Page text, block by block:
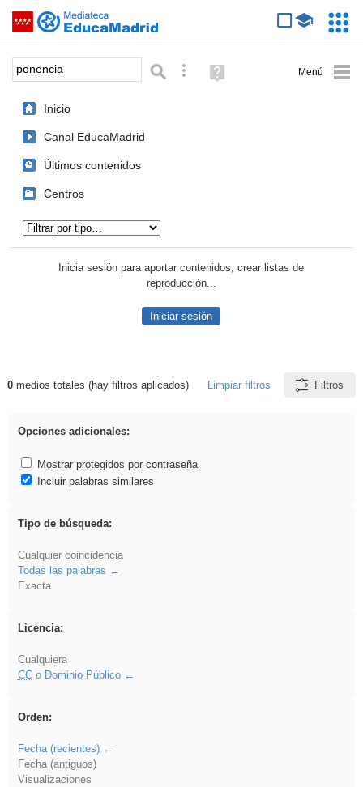
Saltar navegación
Palabra o frase: Búsqueda avanzada
Ayuda
(en
Inicio
Canal EducaMadrid
Últimos contenidos
Centros
Inicia sesión para aportar contenidos, crear listas de
reproducción...
Iniciar sesión
Resultados de: ponencia
0medios totales (hay filtros aplicados) Limpiar filtros Filtros
Opciones adicionales:
Mostrar protegidos por contraseña
Incluir palabras similares
Tipo de búsqueda:
Cualquier coincidencia
Todas las palabras
Exacta
Licencia:
Cualquiera
CCo Dominio Público
Orden:
Fecha (recientes)
Fecha (antiguos)
Visualizaciones